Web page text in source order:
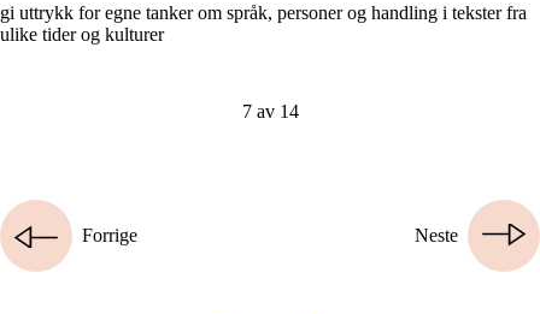
gi uttrykk for egne tanker om språk, personer og handling i tekster fra
ulike tider og kulturer
7 av 14
Neste
Forrige